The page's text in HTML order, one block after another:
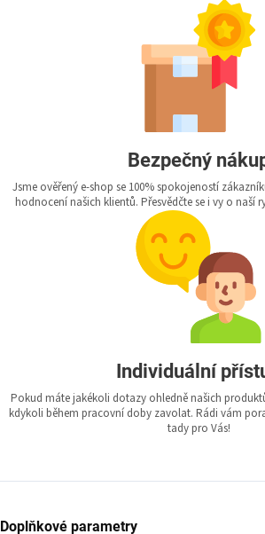
Bezpečný
Jsme ověřený e-shop se 100% spokojeností
hodnocení našich klientů. Přesvědčte se i vy o naší
Individuální
Pokud máte jakékoli dotazy ohledně našich
kdykoli během pracovní doby zavolat. Rádi vám
tady pro Vás!
Doplňkové parametry